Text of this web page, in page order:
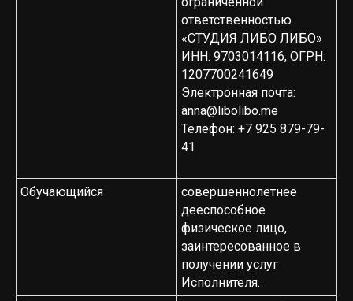
ответственностью
«СТУДИЯ ЛИБО ЛИБО»
ИНН: 9703014116, ОГРН:
1207700241649
Электронная почта:
anna@libolibo.me
Телефон: +7 925 879-79-
41
Обучающийся
совершеннолетнее
дееспособное
физическое лицо,
заинтересованное в
получении услуг
Исполнителя.